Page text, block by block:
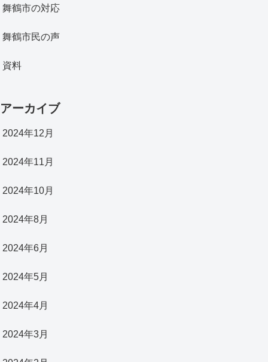
舞鶴市の対応
舞鶴市民の声
資料
アーカイブ
2024年12月
2024年11月
2024年10月
2024年8月
2024年6月
2024年5月
2024年4月
2024年3月